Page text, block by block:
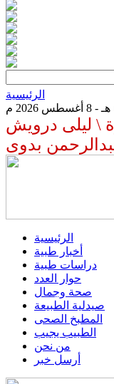
الرئيسية
\ ليلى درويش
بدوى
الرئيسية
أخبار طبية
دراسات طبية
حوار العدد
صحة وجمال
صيدلية الطبيعة
المطبخ الصحى
الطبيب يجيب
من نحن
أرسل خبر